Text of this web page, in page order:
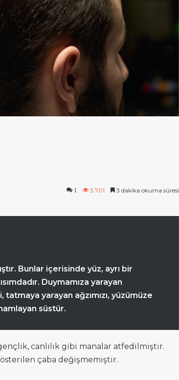
1 3.701 3 dakika okuma süresi
Bunlar içerisinde yüz, ayrı bir
Duymamıza yarayan
yarayan ağzımızı, yüzümüze
süstür.
canlılık gibi manalar atfedilmiştir.
çaba değişmemiştir.